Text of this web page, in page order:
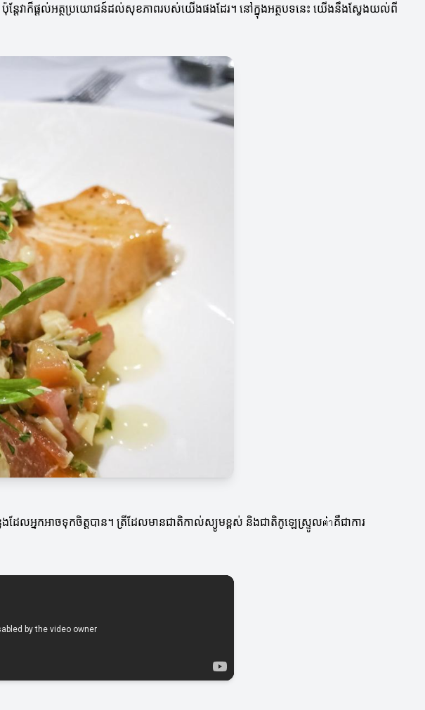
េ ប៉ុន្តែវាក៏ផ្តល់អត្ថប្រយោជន៍ដល់សុខភាពរបស់យើងផងដែរ។ នៅក្នុងអត្ថបទនេះ យើងនឹងស្វែងយល់ពី
ដែលអ្នកអាចទុកចិត្តបាន។ ត្រីដែលមានជាតិកាល់ស្យូមខ្ពស់ និងជាតិកូឡេស្ទ្រូលต่ำគឺជាការ